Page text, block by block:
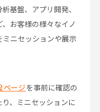
基盤、アプリ開発、
お客様の様々なイノ
ニセッションや展示
ページを事前に確認の
り、ミニセッションに